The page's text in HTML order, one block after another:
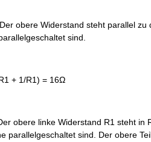
obere Widerstand steht parallel zu
sind.
+ 1/R1) = 16Ω
obere linke Widerstand R1 steht in
parallelgeschaltet sind. Der obere